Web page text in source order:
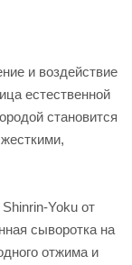
и воздействие
естественной
становится
Yoku от
сыворотка на
отжима и